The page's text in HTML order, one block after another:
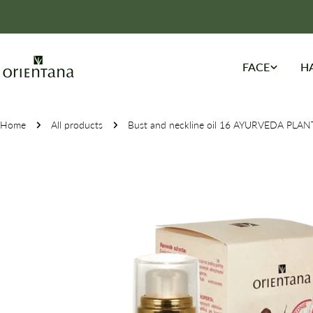
FACE
Home All products Bust and neckline oil 16 AYURVEDA